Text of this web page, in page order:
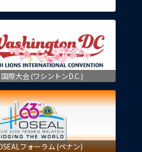
際大会 (ワシントンD.C.)
フォーラム (ペナン)